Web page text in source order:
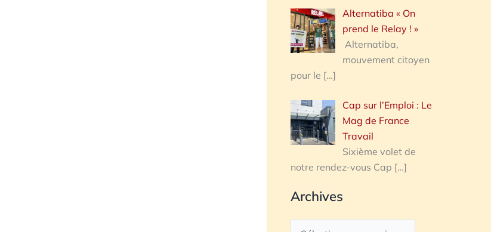
Alternatiba « On
prend le Relay ! »
Alternatiba,
mouvement citoyen
pour le […]
Cap sur l’Emploi : Le
Mag de France
Travail
Sixième volet de
notre rendez-vous Cap […]
Archives